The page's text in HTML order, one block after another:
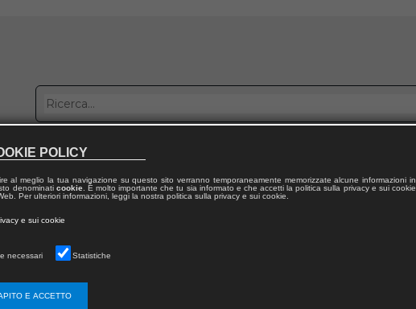
con noi
POLICY
al meglio la tua navigazione su questo sito verranno temporaneamente memorizzate alcune informazioni in
denominati cookie. È molto importante che tu sia informato e che accetti la politica sulla privacy e sui cookie
Per ulteriori informazioni, leggi la nostra politica sulla privacy e sui cookie.
e sui cookie
necessari Statistiche
E ACCETTO